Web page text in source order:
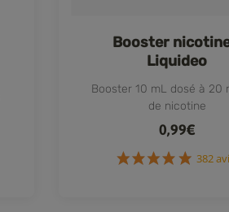
Booster
Liquideo
Booster 10 mL dosé à 20
de nicotine
0,99€